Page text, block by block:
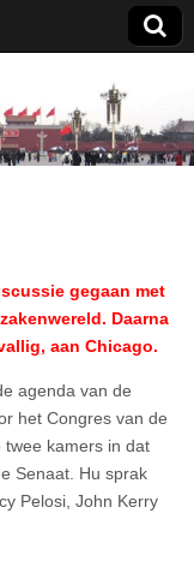
gegaan met
Daarna
aan Chicago.
agenda van de
het Congres van de
twee kamers in dat
Senaat. Hu sprak
Pelosi, John Kerry